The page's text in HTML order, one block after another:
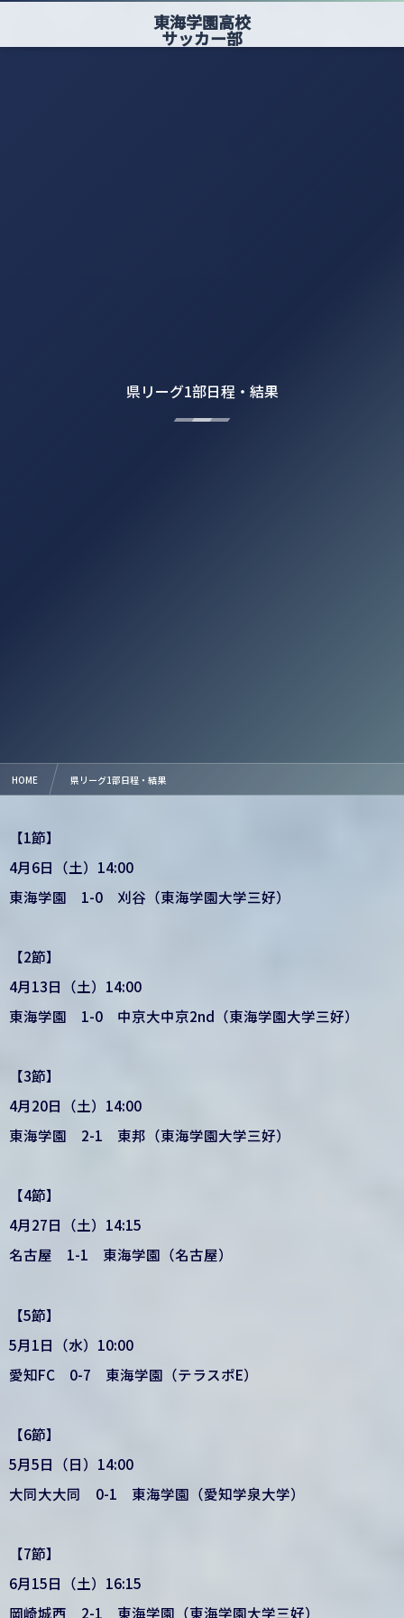
東海学園高校
サッカー部
県リーグ1部日程・結果
HOME 県リーグ1部日程・結果
【1節】
4月6日（土）14:00
東海学園 1-0 刈谷（東海学園大学三好）
【2節】
4月13日（土）14:00
東海学園 1-0 中京大中京2nd（東海学園大学三好）
【3節】
4月20日（土）14:00
東海学園 2-1 東邦（東海学園大学三好）
【4節】
4月27日（土）14:15
名古屋 1-1 東海学園（名古屋）
【5節】
5月1日（水）10:00
愛知FC 0-7 東海学園（テラスポE）
【6節】
5月5日（日）14:00
大同大大同 0-1 東海学園（愛知学泉大学）
【7節】
6月15日（土）16:15
岡崎城西 2-1 東海学園（東海学園大学三好）